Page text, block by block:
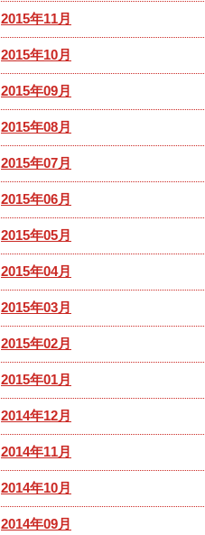
2015年11月
2015年10月
2015年09月
2015年08月
2015年07月
2015年06月
2015年05月
2015年04月
2015年03月
2015年02月
2015年01月
2014年12月
2014年11月
2014年10月
2014年09月